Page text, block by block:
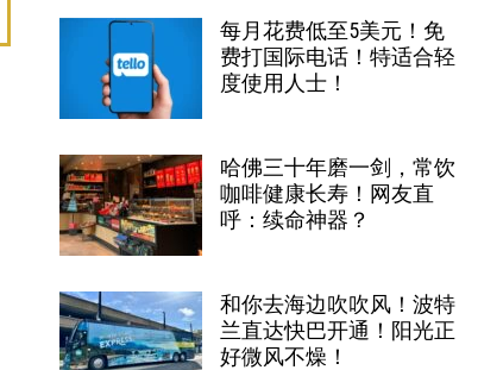
每月花费低至5美元！免
费打国际电话！特适合轻
度使用人士！
哈佛三十年磨一剑，常饮
咖啡健康长寿！网友直
呼：续命神器？
和你去海边吹吹风！波特
兰直达快巴开通！阳光正
好微风不燥！